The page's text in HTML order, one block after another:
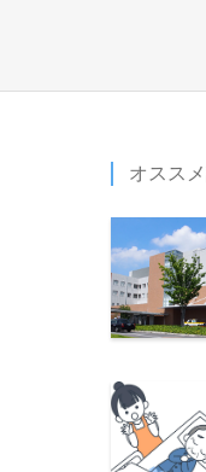
オスス